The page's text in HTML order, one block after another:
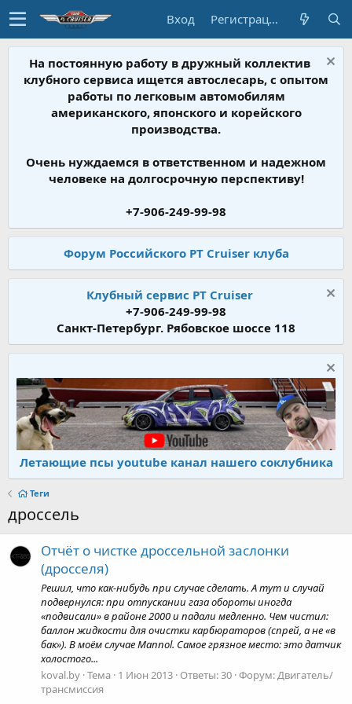
Вход Регистрация
На постоянную работу в дружный коллектив
клубного сервиса ищется автослесарь, с опытом
работы по легковым автомобилям
американского, японского и корейского
производства.
Очень нуждаемся в ответственном и надежном
человеке на долгосрочную перспективу!
+7-906-249-99-98
Форум Российского PT Cruiser клуба
Клубный сервис PT Cruiser
+7-906-249-99-98
Санкт-Петербург. Рябовское шоссе 118
Летающие псы youtube канал нашего соклубника
Теги
дроссель
Отчёт о чистке дроссельной заслонки
(дросселя)
Решил, что как-нибудь при случае сделать. А тут и случай
подвернулся: при отпускании газа обороты иногда
«подвисали» в районе 2000 и падали медленно. Чем чистил:
баллон жидкости для очистки карбюраторов (спрей, а не «в
бак»). В моём случае Mannol. Самое грязное место: это датчик
холостого...
koval.by Тема 1 Июн 2013 Ответы: 30 Форум:Двигатель/
трансмиссия